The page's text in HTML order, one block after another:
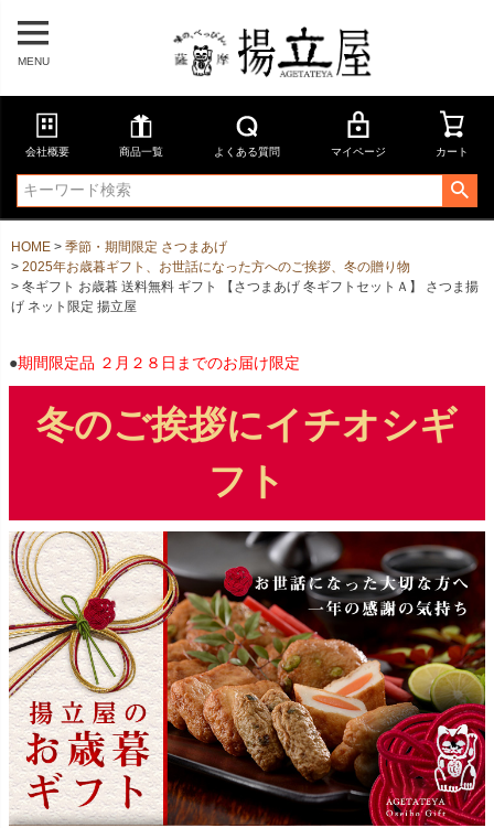
MENU
会社概要 商品一覧 よくある質問 マイページ カート
HOME
季節・期間限定 さつまあげ
2025年お歳暮ギフト、お世話になった方へのご挨拶、冬の贈り物
冬ギフト お歳暮 送料無料 ギフト 【さつまあげ 冬ギフトセットＡ】 さつま揚
げ ネット限定 揚立屋
●期間限定品 ２月２８日までのお届け限定
冬のご挨拶にイチオシギ
フト